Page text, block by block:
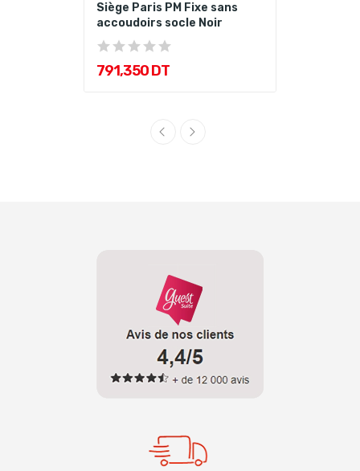
Siège Paris PM Fixe sans
accoudoirs socle Noir
791,350 DT